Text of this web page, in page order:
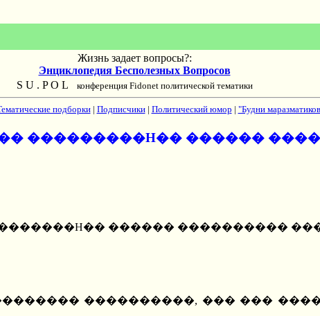
Жизнь задает вопросы?:
Энциклопедия Бесполезных Вопросов
S U . P O L конференция Fidonet политической тематики
подборки| Подписчики| Политический юмор | "Будни
���������H�� ������
������ ����������
����������, ��� ���